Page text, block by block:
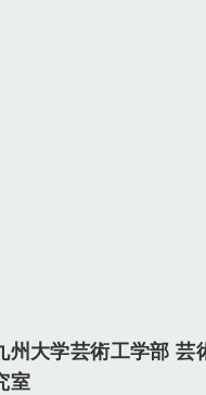
州大学芸術工学部 芸
室